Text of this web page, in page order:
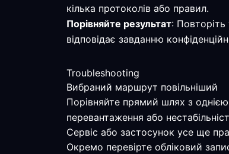
кілька протоколів або правил.
Порівняйте результат:
відповідає завданню
Troubleshooting
Вибраний маршрут повільніший
Порівняйте прямий шлях з
перевантаження або
Сервіс або застосунок усе ще
Окремо перевірте обліковий